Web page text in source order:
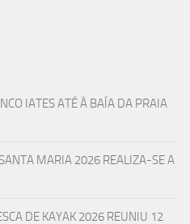
IATES ATÉ À BAÍA DA PRAIA
MARIA 2026 REALIZA-SE A
DE KAYAK 2026 REUNIU 12